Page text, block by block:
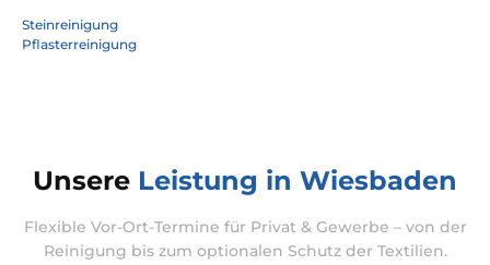
Steinreinigung
Pflasterreinigung
Unsere Leistung in Wiesbaden
Flexible Vor-Ort-Termine für Privat & Gewerbe – von der
Reinigung bis zum optionalen Schutz der Textilien.